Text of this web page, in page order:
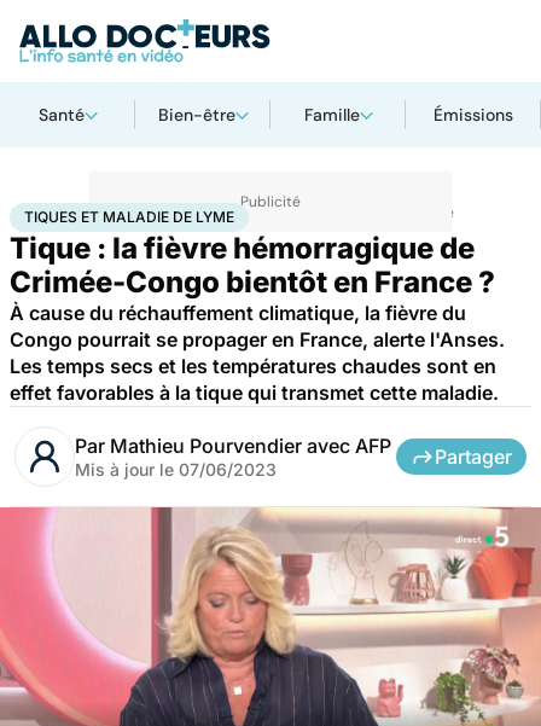
Santé Bien-être Famille Émissions
AccueilSantéMaladies Maladies raresTiques et Maladie de Lyme
TIQUES ET MALADIE DE LYME
Tique : la fièvre hémorragique de
Crimée-Congo bientôt en France ?
À cause du réchauffement climatique, la fièvre du
Congo pourrait se propager en France, alerte l'Anses.
Les temps secs et les températures chaudes sont en
effet favorables à la tique qui transmet cette maladie.
Par Mathieu Pourvendier avec AFP
Mis à jour le 07/06/2023
Partager